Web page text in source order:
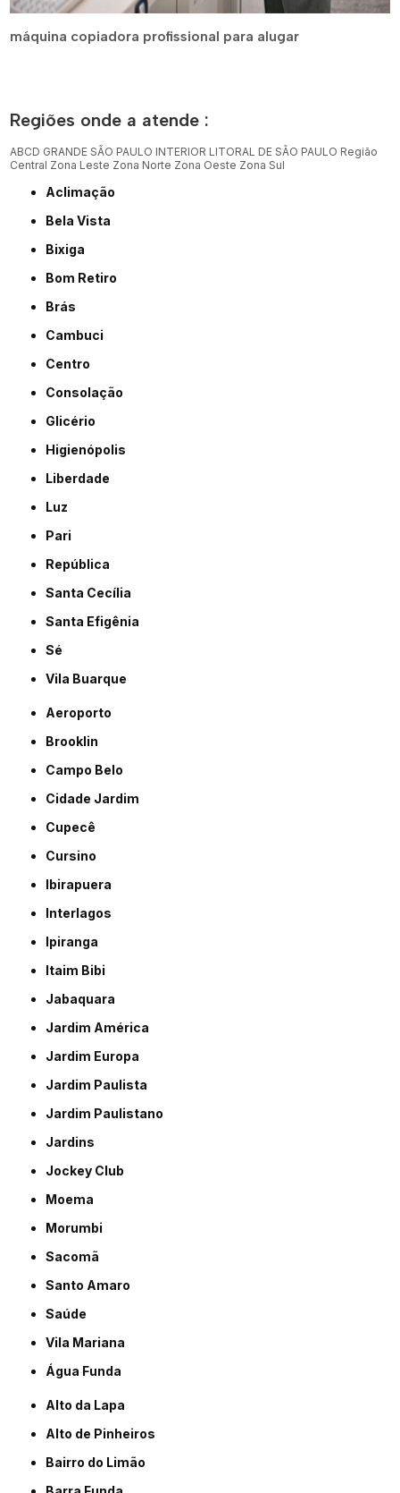
máquina copiadora profissional para alugar
Regiões onde a atende :
ABCD GRANDE SÃO PAULO INTERIOR LITORAL DE SÃO PAULO Região
Central Zona Leste Zona Norte Zona Oeste Zona Sul
Aclimação
Bela Vista
Bixiga
Bom Retiro
Brás
Cambuci
Centro
Consolação
Glicério
Higienópolis
Liberdade
Luz
Pari
República
Santa Cecília
Santa Efigênia
Sé
Vila Buarque
Aeroporto
Brooklin
Campo Belo
Cidade Jardim
Cupecê
Cursino
Ibirapuera
Interlagos
Ipiranga
Itaim Bibi
Jabaquara
Jardim América
Jardim Europa
Jardim Paulista
Jardim Paulistano
Jardins
Jockey Club
Moema
Morumbi
Sacomã
Santo Amaro
Saúde
Vila Mariana
Água Funda
Alto da Lapa
Alto de Pinheiros
Bairro do Limão